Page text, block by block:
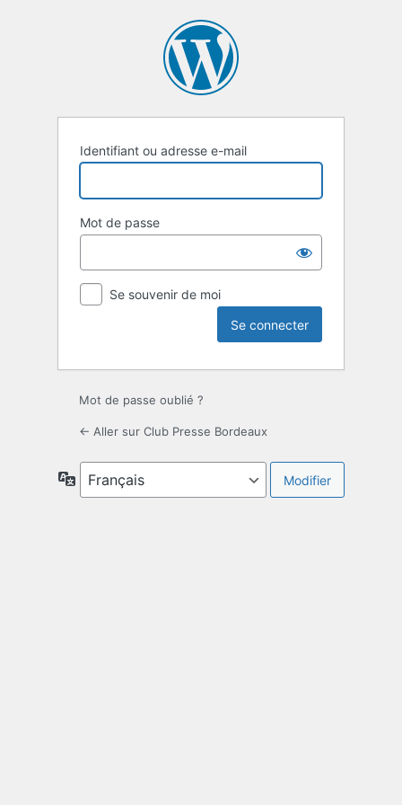
Identifiant ou adresse e-mail
Mot de passe
Se souvenir de moi
Mot de passe oublié ?
← Aller sur Club Presse Bordeaux
Langue